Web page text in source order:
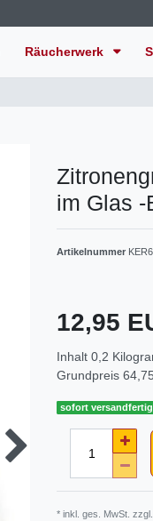
Räucherwerk
im Glas
Artikelnummer
12,95
Inhalt 0,2
Grundpreis
sofort versandfertig
* inkl. ges. MwSt. zzgl.